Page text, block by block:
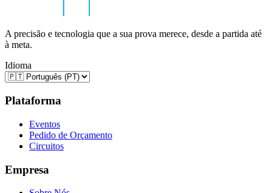
A precisão e tecnologia que a sua prova merece, desde a partida até
à meta.
Idioma
Plataforma
Eventos
Pedido de Orçamento
Circuitos
Empresa